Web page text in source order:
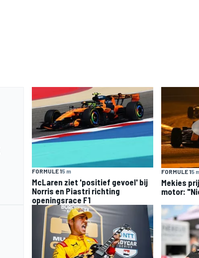
FORMULE 15 m
McLaren ziet 'positief gevoel' bij
Norris en Piastri richting
openingsrace F1
FORMULE 15
Mekies
motor: